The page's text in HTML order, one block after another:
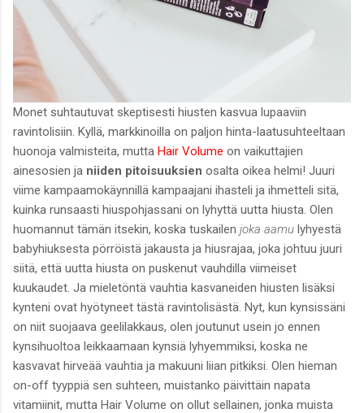
Monet suhtautuvat skeptisesti hiusten kasvua lupaaviin
ravintolisiin. Kyllä, markkinoilla on paljon hinta-laatusuhteeltaan
huonoja valmisteita, mutta Hair Volume on vaikuttajien
ainesosien ja niiden pitoisuuksien osalta oikea helmi! Juuri
viime kampaamokäynnillä kampaajani ihasteli ja ihmetteli sitä,
kuinka runsaasti hiuspohjassani on lyhyttä uutta hiusta. Olen
huomannut tämän itsekin, koska tuskailen joka aamu lyhyestä
babyhiuksesta pörröistä jakausta ja hiusrajaa, joka johtuu juuri
siitä, että uutta hiusta on puskenut vauhdilla viimeiset
kuukaudet. Ja mieletöntä vauhtia kasvaneiden hiusten lisäksi
kynteni ovat hyötyneet tästä ravintolisästä. Nyt, kun kynsissäni
on niit suojaava geelilakkaus, olen joutunut usein jo ennen
kynsihuoltoa leikkaamaan kynsiä lyhyemmiksi, koska ne
kasvavat hirveää vauhtia ja makuuni liian pitkiksi. Olen hieman
on-off tyyppiä sen suhteen, muistanko päivittäin napata
vitamiinit, mutta Hair Volume on ollut sellainen, jonka muista